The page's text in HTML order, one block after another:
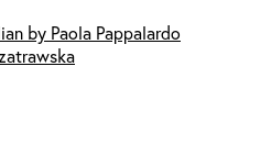
by Paola Pappalardo